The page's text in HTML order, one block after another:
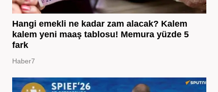
Hangi emekli ne kadar zam alacak? Kalem
kalem yeni maaş tablosu! Memura yüzde 5
fark
Haber7